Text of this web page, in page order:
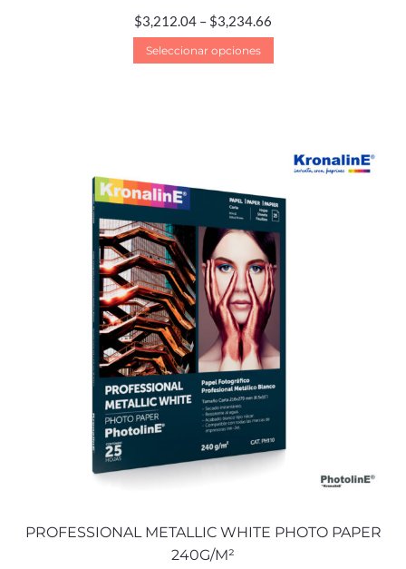
$3,212.04 – $3,234.66
Seleccionar opciones
PROFESSIONAL METALLIC WHITE PHOTO PAPER
240G/M²